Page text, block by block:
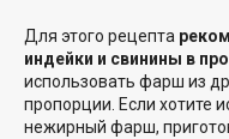
Для этого рецепта
индейки и свинины в
использовать фарш из
пропорции. Если хотите
нежирный фарш,